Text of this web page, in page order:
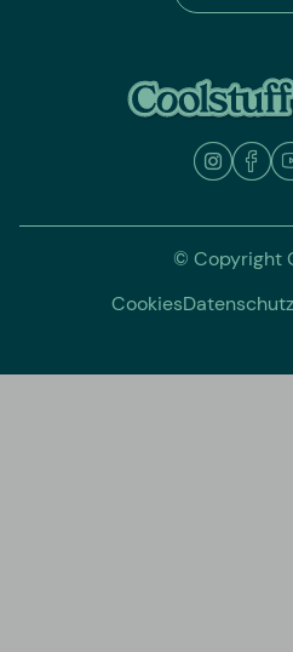
© Copyright
CookiesDatenschutz